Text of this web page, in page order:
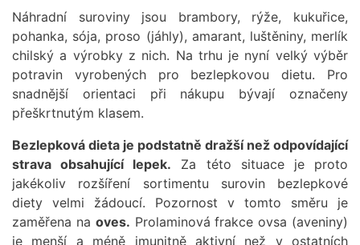
Náhradní suroviny jsou brambory, rýže, kukuřice,
pohanka, sója, proso (jáhly), amarant, luštěniny, merlík
chilský a výrobky z nich. Na trhu je nyní velký výběr
potravin vyrobených pro bezlepkovou dietu. Pro
snadnější orientaci při nákupu bývají označeny
přeškrtnutým klasem.
Bezlepková dieta je podstatně dražší než odpovídající
strava obsahující lepek. Za této situace je proto
jakékoliv rozšíření sortimentu surovin bezlepkové
diety velmi žádoucí. Pozornost v tomto směru je
zaměřena na oves. Prolaminová frakce ovsa (aveniny)
je menší a méně imunitně aktivní než v ostatních